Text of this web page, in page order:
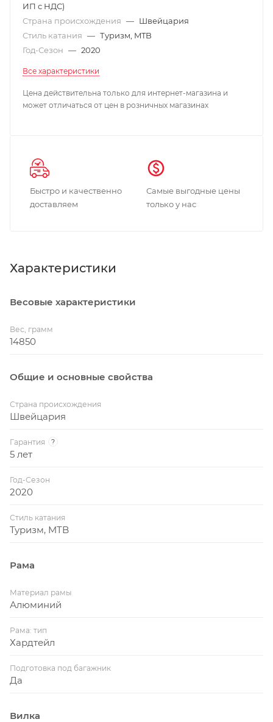
ИП с НДС)
Страна происхождения — Швейцария
Стиль катания — Туризм, MTB
Год-Сезон — 2020
Все характеристики
Цена действительна только для интернет-магазина и
может отличаться от цен в розничных магазинах
Быстро и качественно
доставляем
Самые выгодные цены
только у нас
Характеристики
Весовые характеристики
Вес, грамм
14850
Общие и основные свойства
Страна происхождения
Швейцария
Гарантия ?
5 лет
Год-Сезон
2020
Стиль катания
Туризм, MTB
Рама
Материал рамы
Алюминий
Рама: тип
Хардтейл
Подготовка под багажник
Да
Вилка